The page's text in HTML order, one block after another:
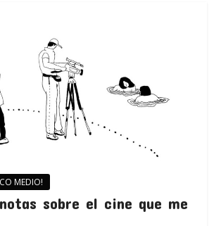
MEDIO!
sobre el cine que me